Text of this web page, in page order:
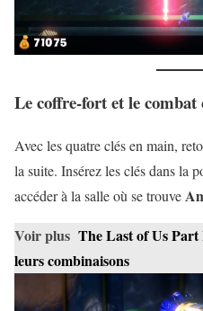
Le coffre-fort et le
Avec les quatre clés en main,
la suite. Insérez les clés dans la
accéder à la salle où se trouve
Voir plus The Last of Us
leurs combinaisons